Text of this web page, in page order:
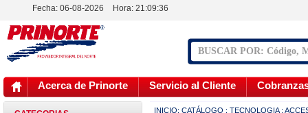
Fecha: 06-08-2026 Hora: 21:09:36
Acerca de Prinorte Servicio al Cliente
INICIO: CATÁLOGO : TECNOLOGIA :